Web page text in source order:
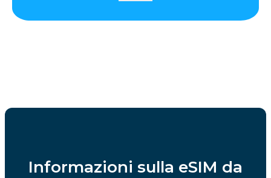
Informazioni sulla eSIM da